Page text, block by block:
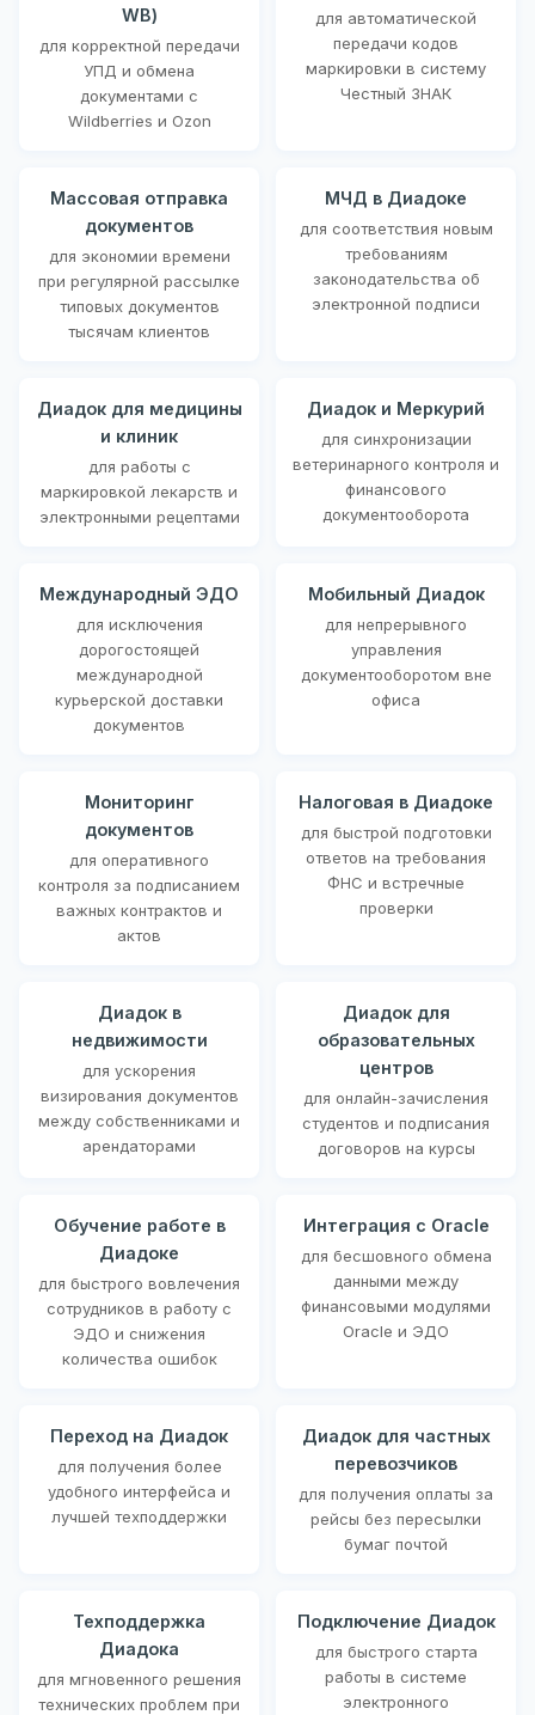
WB)
для корректной передачи
УПД и обмена
документами с
Wildberries и Ozon
для автоматической
передачи кодов
маркировки в систему
Честный ЗНАК
Массовая отправка
документов
для экономии времени
при регулярной рассылке
типовых документов
тысячам клиентов
МЧД в Диадоке
для соответствия новым
требованиям
законодательства об
электронной подписи
Диадок для медицины
и клиник
для работы с
маркировкой лекарств и
электронными рецептами
Диадок и Меркурий
для синхронизации
ветеринарного контроля и
финансового
документооборота
Международный ЭДО
для исключения
дорогостоящей
международной
курьерской доставки
документов
Мобильный Диадок
для непрерывного
управления
документооборотом вне
офиса
Мониторинг
документов
для оперативного
контроля за подписанием
важных контрактов и
актов
Налоговая в Диадоке
для быстрой подготовки
ответов на требования
ФНС и встречные
проверки
Диадок в
недвижимости
для ускорения
визирования документов
между собственниками и
арендаторами
Диадок для
образовательных
центров
для онлайн-зачисления
студентов и подписания
договоров на курсы
Обучение работе в
Диадоке
для быстрого вовлечения
сотрудников в работу с
ЭДО и снижения
количества ошибок
Интеграция с Oracle
для бесшовного обмена
данными между
финансовыми модулями
Oracle и ЭДО
Переход на Диадок
для получения более
удобного интерфейса и
лучшей техподдержки
Диадок для частных
перевозчиков
для получения оплаты за
рейсы без пересылки
бумаг почтой
Техподдержка
Диадока
для мгновенного решения
технических проблем при
Подключение Диадок
для быстрого старта
работы в системе
электронного